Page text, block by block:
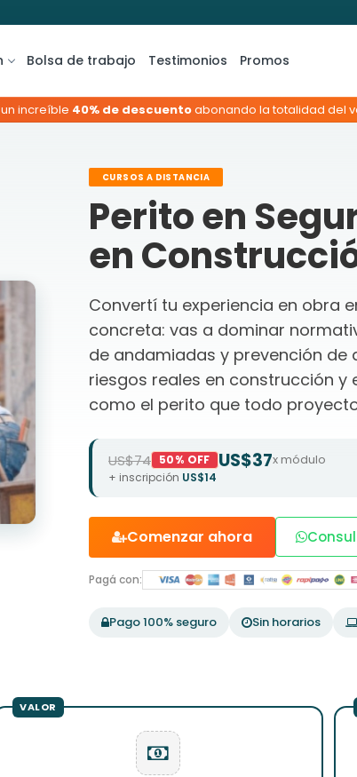
Bolsa de trabajo Testimonios Promos
increíble 40% de descuentoabonando la totalidad del
CURSOS A DISTANCIA
Perito en
en
Convertí tu experiencia en obra
concreta: vas a dominar
de andamiadas y prevención
riesgos reales en construcción y
como el perito que todo
US$74 50% OFF US$37x módulo
+ inscripción US$14
Comenzar ahora
Pagá con:
Pago 100% seguro Sin horarios